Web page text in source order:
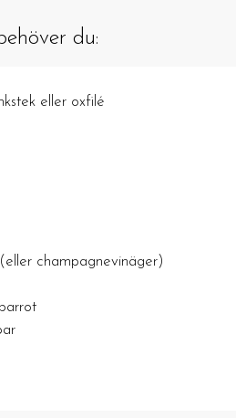
du:
eller oxfilé
champagnevinäger)